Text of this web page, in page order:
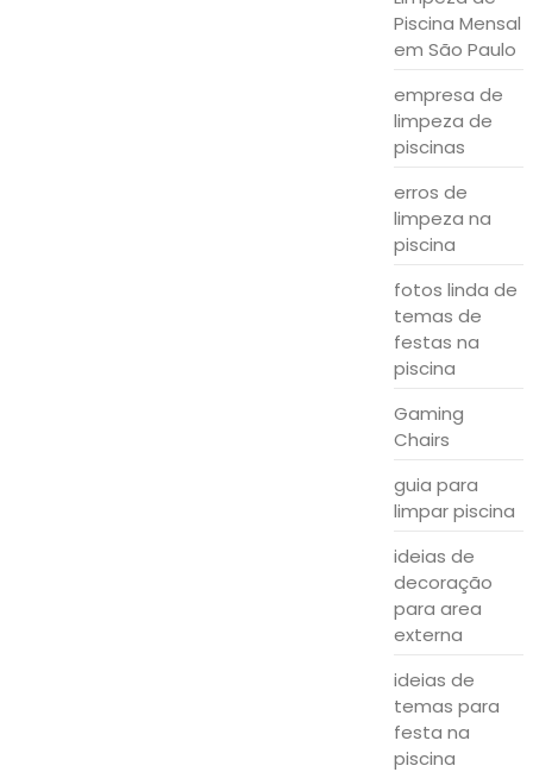
Piscina Mensal
em São Paulo
empresa de
limpeza de
piscinas
erros de
limpeza na
piscina
fotos linda de
temas de
festas na
piscina
Gaming
Chairs
guia para
limpar piscina
ideias de
decoração
para area
externa
ideias de
temas para
festa na
piscina